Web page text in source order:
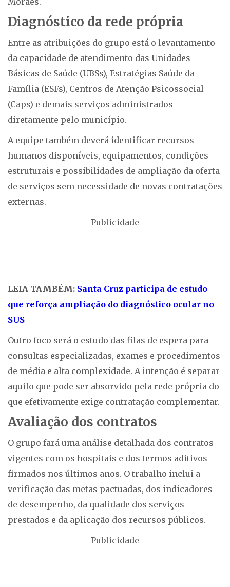
Diagnóstico da rede própria
Entre as atribuições do grupo está o levantamento
da capacidade de atendimento das Unidades
Básicas de Saúde (UBSs), Estratégias Saúde da
Família (ESFs), Centros de Atenção Psicossocial
(Caps) e demais serviços administrados
diretamente pelo município.
A equipe também deverá identificar recursos
humanos disponíveis, equipamentos, condições
estruturais e possibilidades de ampliação da oferta
de serviços sem necessidade de novas contratações
externas.
Publicidade
LEIA TAMBÉM: Santa Cruz participa de estudo
que reforça ampliação do diagnóstico ocular no
SUS
Outro foco será o estudo das filas de espera para
consultas especializadas, exames e procedimentos
de média e alta complexidade. A intenção é separar
aquilo que pode ser absorvido pela rede própria do
que efetivamente exige contratação complementar.
Avaliação dos contratos
O grupo fará uma análise detalhada dos contratos
vigentes com os hospitais e dos termos aditivos
firmados nos últimos anos. O trabalho inclui a
verificação das metas pactuadas, dos indicadores
de desempenho, da qualidade dos serviços
prestados e da aplicação dos recursos públicos.
Publicidade